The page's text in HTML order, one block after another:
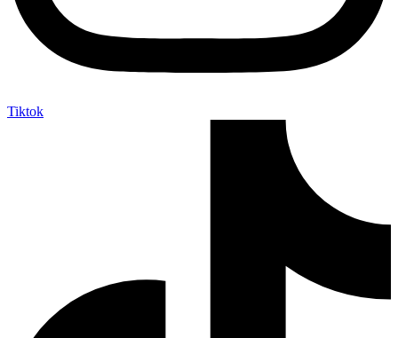
Tiktok